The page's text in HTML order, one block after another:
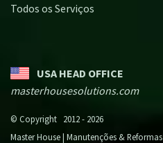
Todos os Serviços
USA HEAD OFFICE
masterhousesolutions.com
© Copyright 2012 - 2026
Master House | Manutenções & Reformas